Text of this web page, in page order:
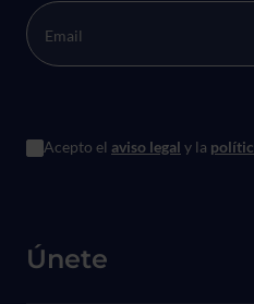
Acepto el aviso legal y la
Menú principal de Pie de página
Únete